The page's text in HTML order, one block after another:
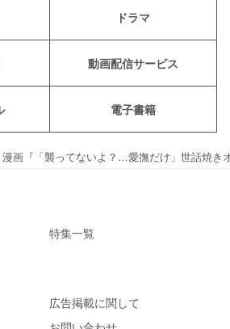
ドラマ
動画配信サービス
電子書籍
漫画『「襲ってないよ？…愛撫だけ」世話焼き
特集一覧
広告掲載に関して